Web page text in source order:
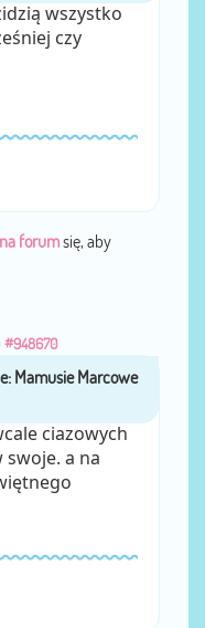
wszystko
czy
forumsię, aby
#948670
ciazowych
swoje. a na